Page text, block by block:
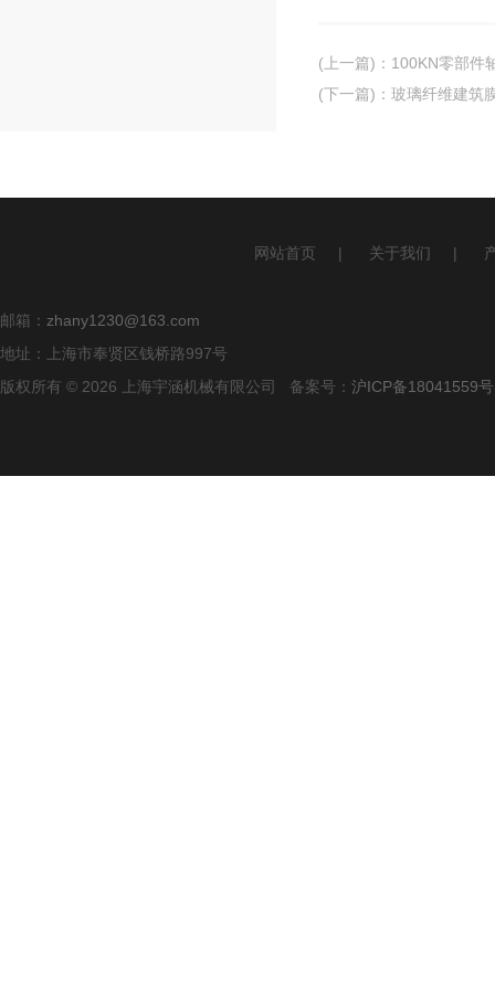
(上一篇) ： 100KN零部件
(下一篇) ： 玻璃纤维建筑
网站首页 | 关于我们 |
邮箱： zhany1230@163.com
地址：上海市奉贤区钱桥路997号
版权所有 © 2026 上海宇涵机械有限公司 备案号： 沪ICP备18041559